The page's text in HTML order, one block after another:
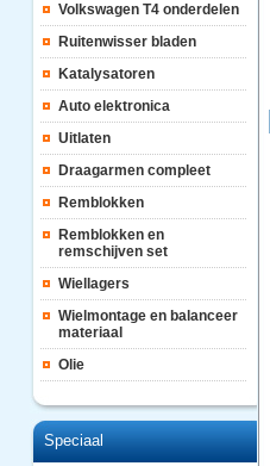
Volkswagen T4 onderdelen
Ruitenwisser bladen
Katalysatoren
Auto elektronica
Uitlaten
Draagarmen compleet
Remblokken
Remblokken en
remschijven set
Wiellagers
Wielmontage en balanceer
materiaal
Olie
Speciaal